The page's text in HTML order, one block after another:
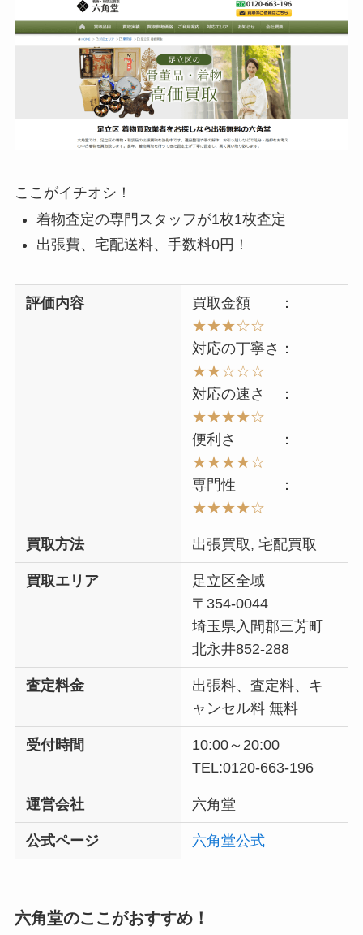
ここがイチオシ！
着物査定の専門スタッフが1枚1枚査定
出張費、宅配送料、手数料0円！
評価内容
買取金額 ：
★★★☆☆
対応の丁寧さ：
★★☆☆☆
対応の速さ ：
★★★★☆
便利さ ：
★★★★☆
専門性 ：
★★★★☆
買取方法 出張買取, 宅配買取
買取エリア
足立区全域
〒 354-0044
埼玉県入間郡三芳町
北永井852-288
査定料金
出張料、査定料、キ
ャンセル料 無料
受付時間
10:00～20:00
TEL:0120-663-196
運営会社 六角堂
公式ページ 六角堂公式
六角堂のここがおすすめ！